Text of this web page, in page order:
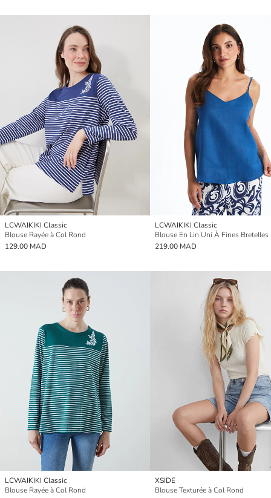
LCWAIKIKI Classic
Blouse Rayée à Col Rond
129.00 MAD
LCWAIKIKI Classic
219.00 MAD
LCWAIKIKI Classic
Blouse Rayée à Col Rond
XSIDE
Blouse Texturée à Col Rond